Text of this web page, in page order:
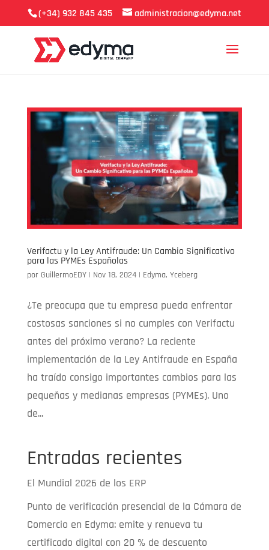
(+34) 932 845 435 administracion@edyma.net
Verifactu y la Ley Antifraude: Un Cambio Significativo
para las PYMEs Españolas
por GuillermoEDY| Nov 18, 2024| Edyma, Yceberg
¿Te preocupa que tu empresa pueda enfrentar
costosas sanciones si no cumples con Verifactu
antes del próximo verano? La reciente
implementación de la Ley Antifraude en España
ha traído consigo importantes cambios para las
pequeñas y medianas empresas (PYMEs). Uno
de...
Entradas recientes
El Mundial 2026 de los ERP
Punto de verificación presencial de la Cámara de
Comercio en Edyma: emite y renueva tu
certificado digital con 20 % de descuento